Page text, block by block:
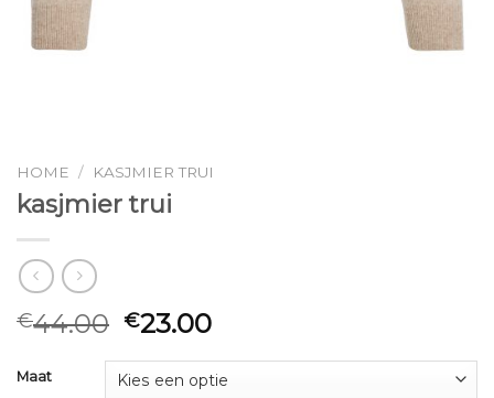
HOME / KASJMIER TRUI
kasjmier trui
€44.00 €23.00
Maat